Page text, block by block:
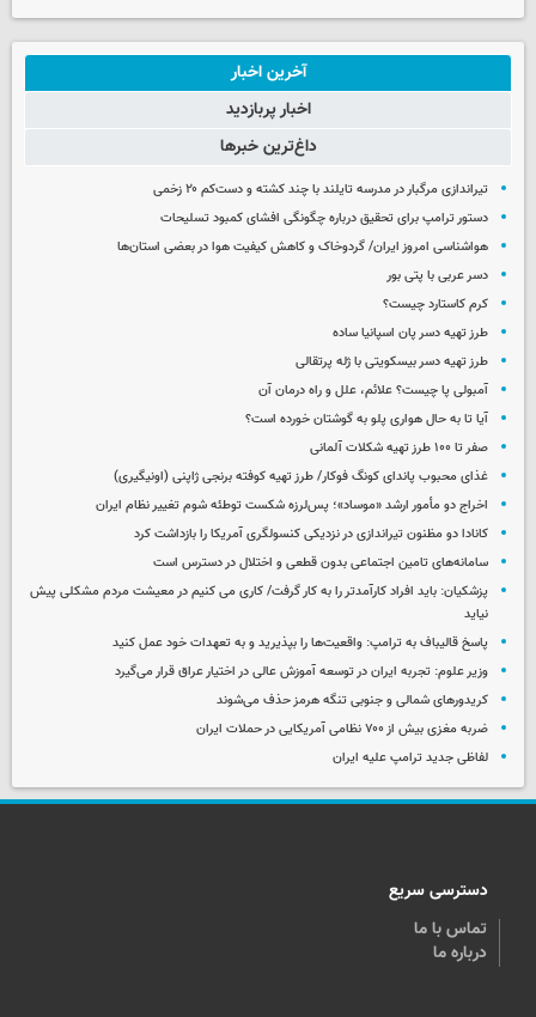
آخرین اخبار
اخبار پربازدید
داغ‌ترین خبرها
تیراندازی مرگبار در مدرسه‌ تایلند با چند کشته و دست‌کم ۲۰ زخمی
دستور ترامپ برای تحقیق درباره چگونگی افشای کمبود تسلیحات
هواشناسی امروز ایران/ گردوخاک و کاهش کیفیت هوا در بعضی استان‌ها
دسر عربی با پتی بور
کرم کاستارد چیست؟
طرز تهیه دسر پان اسپانیا ساده
طرز تهیه دسر بیسکویتی با ژله پرتقالی
آمبولی پا چیست؟ علائم، علل و راه درمان آن
آیا تا به حال هواری پلو به گوشتان خورده است؟
صفر تا ۱۰۰ طرز تهیه شکلات آلمانی
غذای محبوب پاندای کونگ فوکار/ طرز تهیه کوفته برنجی ژاپنی (اونیگیری)
اخراج دو مأمور ارشد «موساد»؛ پس‌لرزه شکست توطئه شوم تغییر نظام ایران
کانادا دو مظنون تیراندازی در نزدیکی کنسولگری آمریکا را بازداشت کرد
سامانه‌های تامین اجتماعی بدون قطعی و اختلال در دسترس است
پزشکیان: باید افراد کارآمدتر را به کار گرفت/ کاری می کنیم در معیشت مردم مشکلی پیش
نیاید
پاسخ قالیباف به ترامپ: واقعیت‌ها را بپذیرید و به تعهدات خود عمل کنید
وزیر علوم: تجربه ایران در توسعه آموزش عالی در اختیار عراق قرار می‌گیرد
کریدورهای شمالی و جنوبی تنگه هرمز حذف می‌شوند
ضربه مغزی بیش از ۷۰۰ نظامی آمریکایی در حملات ایران
لفاظی جدید ترامپ علیه ایران
دسترسی سریع
تماس با ما
درباره ما